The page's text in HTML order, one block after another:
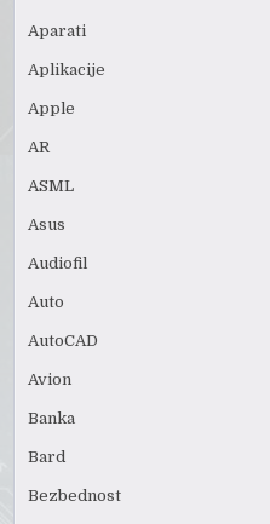
Aparati
Aplikacije
Apple
AR
ASML
Asus
Audiofil
Auto
AutoCAD
Avion
Banka
Bard
Bezbednost